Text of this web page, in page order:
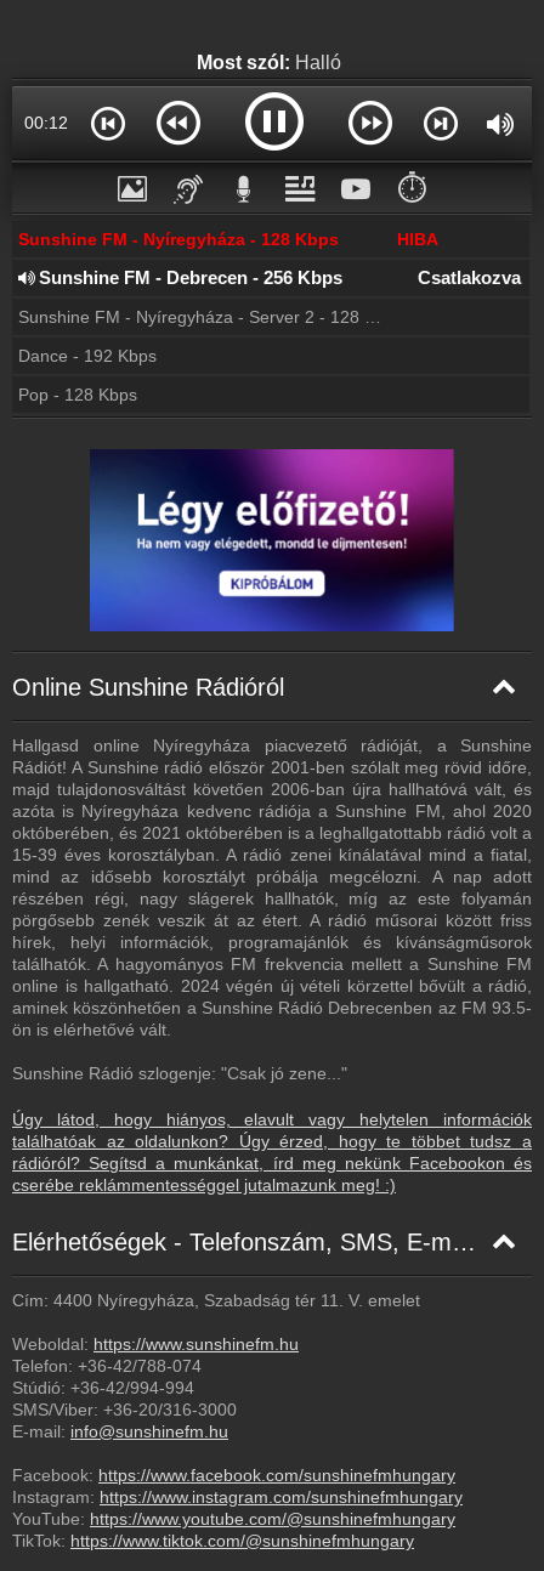
Hírek
Sunshine Rádió kapcsolatos hírek
Rádiós partnerek
Rádió beágyazás
Ágyazd be weboldaladba
Online rádió készítés
Most szól: Halló
00:13
⏱️
Sunshine FM - Nyíregyháza - 128 Kbps HIBA
Sunshine FM - Debrecen - 256 Kbps Csatlakozva
Sunshine FM - Nyíregyháza - Server 2 - 128 Kbps
Dance - 192 Kbps
Pop - 128 Kbps
Online Sunshine Rádióról
Hallgasd online Nyíregyháza piacvezető rádióját, a Sunshine
Rádiót! A Sunshine rádió először 2001-ben szólalt meg rövid időre,
majd tulajdonosváltást követően 2006-ban újra hallhatóvá vált, és
azóta is Nyíregyháza kedvenc rádiója a Sunshine FM, ahol 2020
októberében, és 2021 októberében is a leghallgatottabb rádió volt a
15-39 éves korosztályban. A rádió zenei kínálatával mind a fiatal,
mind az idősebb korosztályt próbálja megcélozni. A nap adott
részében régi, nagy slágerek hallhatók, míg az este folyamán
pörgősebb zenék veszik át az étert. A rádió műsorai között friss
hírek, helyi információk, programajánlók és kívánságműsorok
találhatók. A hagyományos FM frekvencia mellett a Sunshine FM
online is hallgatható. 2024 végén új vételi körzettel bővült a rádió,
aminek köszönhetően a Sunshine Rádió Debrecenben az FM 93.5-
ön is elérhetővé vált.
Sunshine Rádió szlogenje: "Csak jó zene..."
Úgy látod, hogy hiányos, elavult vagy helytelen információk
találhatóak az oldalunkon? Úgy érzed, hogy te többet tudsz a
rádióról? Segítsd a munkánkat, írd meg nekünk Facebookon és
cserébe reklámmentességgel jutalmazunk meg! :)
Elérhetőségek - Telefonszám, SMS, E-mail, Facebook
Cím: 4400 Nyíregyháza, Szabadság tér 11. V. emelet
Weboldal: https://www.sunshinefm.hu
Telefon: +36-42/788-074
Stúdió: +36-42/994-994
SMS/Viber: +36-20/316-3000
E-mail: info@sunshinefm.hu
Facebook: https://www.facebook.com/sunshinefmhungary
Instagram: https://www.instagram.com/sunshinefmhungary
YouTube: https://www.youtube.com/@sunshinefmhungary
TikTok: https://www.tiktok.com/@sunshinefmhungary